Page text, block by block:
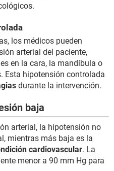
los médicos pueden
arterial del paciente,
en la cara, la mandíbula o
Esta hipotensión controlada
durante la intervención.
baja
arterial, la hipotensión no
mientras más baja es la
cardiovascular. La
menor a 90 mm Hg para